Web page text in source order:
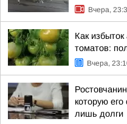
Вчера,
Как
томатов:
Вчера,
которую
лишь долги